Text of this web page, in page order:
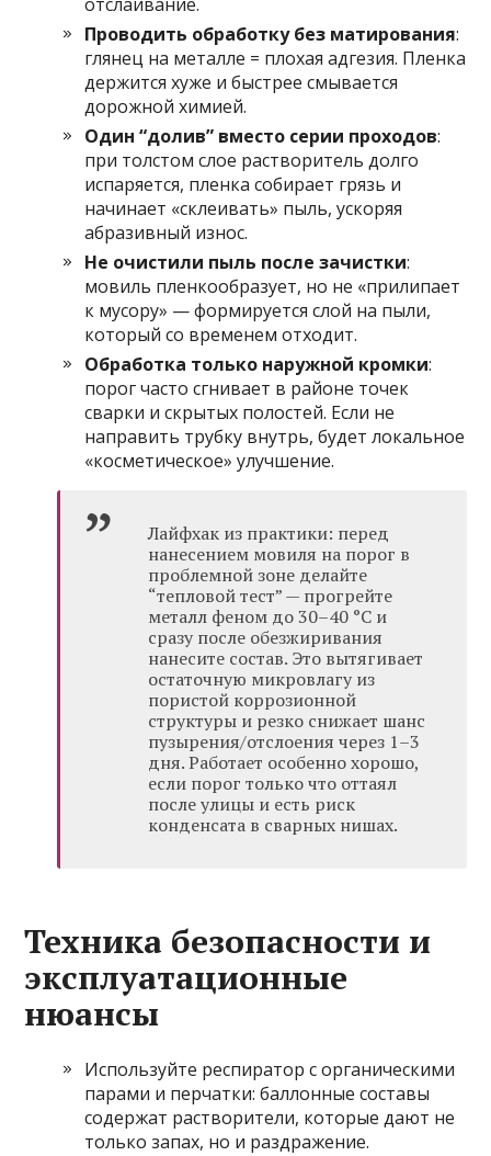
Проводить обработку без матирования:
глянец на металле = плохая адгезия. Пленка
держится хуже и быстрее смывается
дорожной химией.
Один “долив” вместо серии проходов:
при толстом слое растворитель долго
испаряется, пленка собирает грязь и
начинает «склеивать» пыль, ускоряя
абразивный износ.
Не очистили пыль после зачистки:
мовиль пленкообразует, но не «прилипает
к мусору» — формируется слой на пыли,
который со временем отходит.
Обработка только наружной кромки:
порог часто сгнивает в районе точек
сварки и скрытых полостей. Если не
направить трубку внутрь, будет локальное
«косметическое» улучшение.
Лайфхак из практики: перед
нанесением мовиля на порог в
проблемной зоне делайте
“тепловой тест” — прогрейте
металл феном до 30–40 °C и
сразу после обезжиривания
нанесите состав. Это вытягивает
остаточную микровлагу из
пористой коррозионной
структуры и резко снижает шанс
пузырения/отслоения через 1–3
дня. Работает особенно хорошо,
если порог только что оттаял
после улицы и есть риск
конденсата в сварных нишах.
Техника безопасности и
эксплуатационные
нюансы
Используйте респиратор с органическими
парами и перчатки: баллонные составы
содержат растворители, которые дают не
только запах, но и раздражение.